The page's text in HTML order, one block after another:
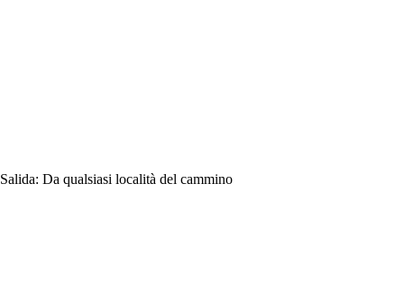
Salida: Da qualsiasi località del cammino